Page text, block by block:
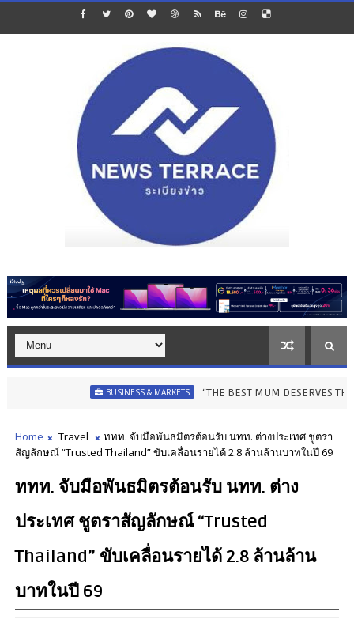
BUSINESS & MARKETS “THE BEST MUM DESERVES THE BEST” ไ
Home Travel
ททท. จับมือพันธมิตรต้อนรับ นทท. ต่างประเทศ ชูตรา
สัญลักษณ์ “Trusted Thailand” ขับเคลื่อนรายได้ 2.8 ล้านล้านบาทในปี 69
ททท. จับมือพันธมิตรต้อนรับ นทท. ต่าง
ประเทศ ชูตราสัญลักษณ์ “Trusted
Thailand” ขับเคลื่อนรายได้ 2.8 ล้านล้าน
บาทในปี 69